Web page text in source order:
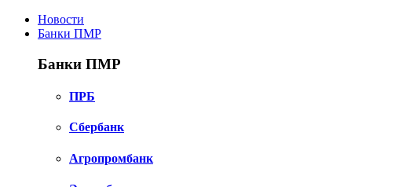
Новости
Банки ПМР
Банки ПМР
ПРБ
Сбербанк
Агропромбанк